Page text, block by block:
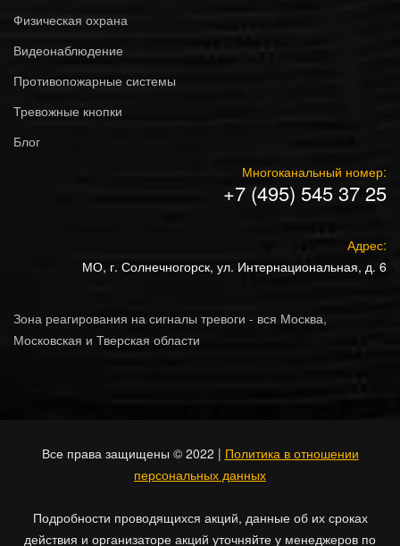
Физическая охрана
Видеонаблюдение
Противопожарные системы
Тревожные кнопки
Блог
Многоканальный номер:
+7 (495) 545 37 25
Адрес:
МО, г. Солнечногорск, ул. Интернациональная, д. 6
Зона реагирования на сигналы тревоги - вся Москва,
Московская и Тверская области
Все права защищены © 2022 | Политика в отношении
персональных данных
Подробности проводящихся акций, данные об их сроках
действия и организаторе акций уточняйте у менеджеров по